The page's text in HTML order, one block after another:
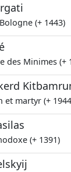
(+ 1443)
des Minimes (+
et martyr (+
(+ 1391)